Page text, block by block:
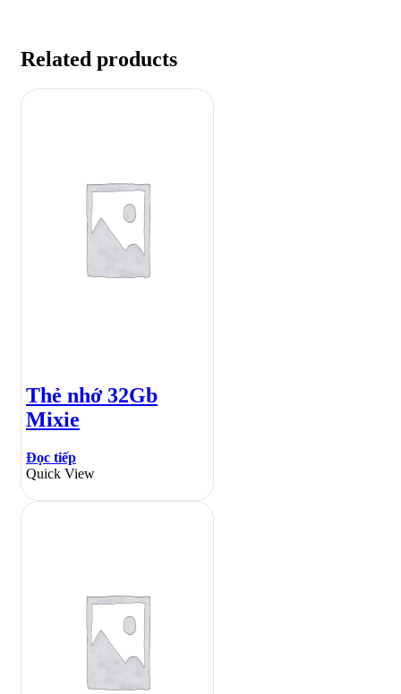
Related products
Thẻ nhớ 32Gb
Mixie
Đọc tiếp
Quick View